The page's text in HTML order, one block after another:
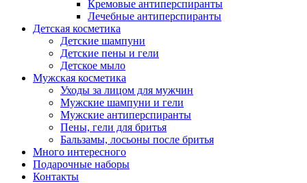
Кремовые антиперспиранты
Лечебные антиперспиранты
Детская косметика
Детские шампуни
Детские пены и гели
Детское мыло
Мужская косметика
Уходы за лицом для мужчин
Мужские шампуни и гели
Мужские антиперспиранты
Пены, гели для бритья
Бальзамы, лосьоны после бритья
Много интересного
Подарочные наборы
Контакты